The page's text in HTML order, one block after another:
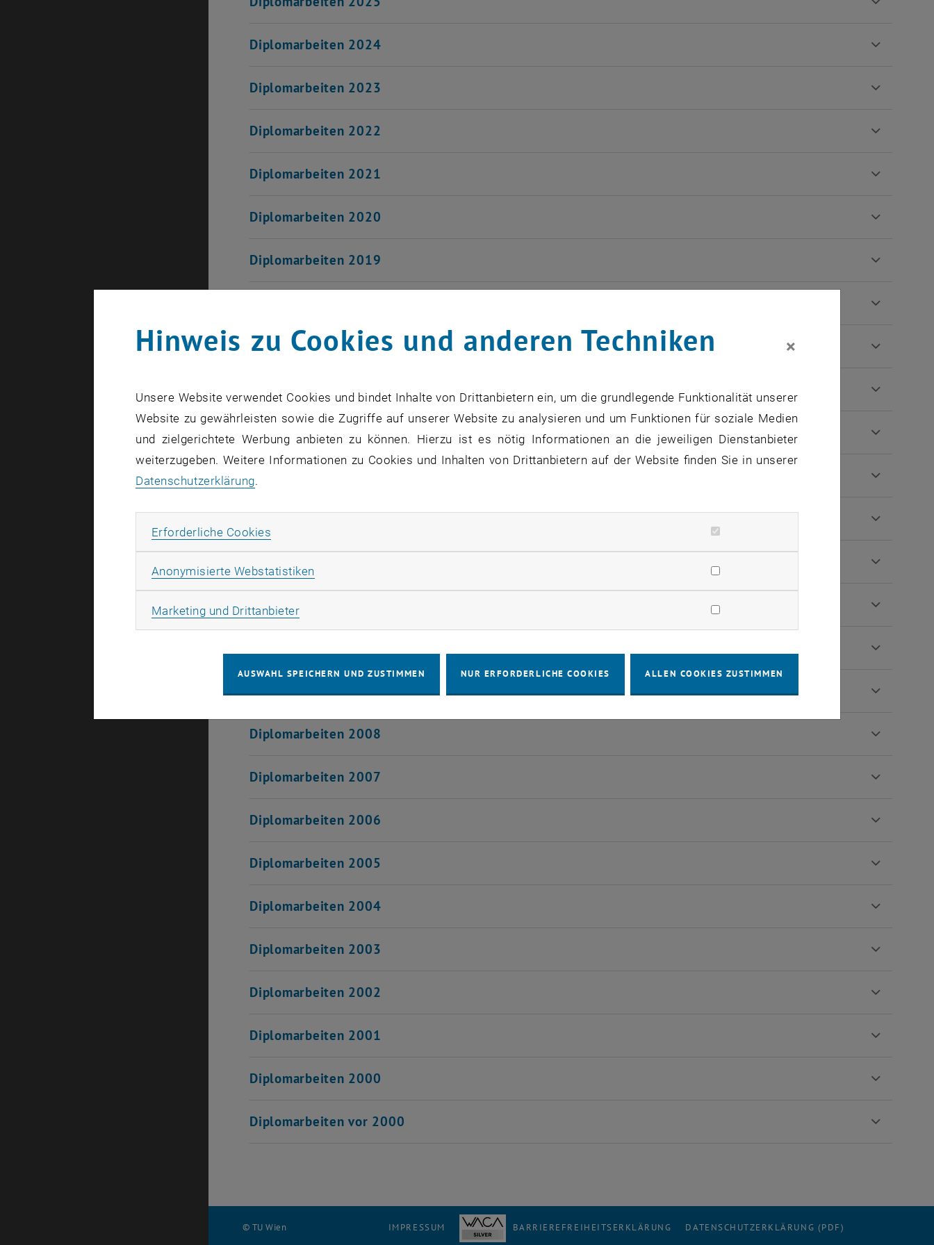
Diplomarbeiten 2024
Diplomarbeiten 2023
Diplomarbeiten 2022
Diplomarbeiten 2021
Diplomarbeiten 2020
Diplomarbeiten 2019
Diplomarbeiten 2017
Diplomarbeiten 2016
Diplomarbeiten 2015
Diplomarbeiten 2014
Diplomarbeiten 2013
Diplomarbeiten 2011
Diplomarbeiten 2009
Diplomarbeiten 2008
Diplomarbeiten 2007
Diplomarbeiten 2006
Diplomarbeiten 2005
Diplomarbeiten 2004
Diplomarbeiten 2003
Diplomarbeiten 2002
Diplomarbeiten 2001
Diplomarbeiten 2000
Diplomarbeiten vor 2000
© TU Wien IMPRESSUM BARRIEREFREIHEITSERKLÄRUNG DATENSCHUTZERKLÄRUNG (PDF)
Hinweis zu Cookies und anderen Techniken ×
Unsere Website verwendet Cookies und bindet Inhalte von Drittanbietern ein, um die grundlegende Funktionalität unserer
Website zu gewährleisten sowie die Zugriffe auf unserer Website zu analysieren und um Funktionen für soziale Medien
und zielgerichtete Werbung anbieten zu können. Hierzu ist es nötig Informationen an die jeweiligen Dienstanbieter
weiterzugeben. Weitere Informationen zu Cookies und Inhalten von Drittanbietern auf der Website finden Sie in unserer
Datenschutzerklärung.
Erforderliche Cookies
Anonymisierte Webstatistiken
Marketing und DrittanbieterMarketing Cookies zulassen
AUSWAHL SPEICHERN UND ZUSTIMMEN NUR ERFORDERLICHE COOKIES ALLEN COOKIES ZUSTIMMEN